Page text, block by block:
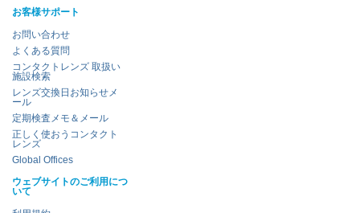
お客様サポート
お問い合わせ
よくある質問
コンタクトレンズ 取扱い
施設検索
レンズ交換日お知らせメ
ール
定期検査メモ＆メール
正しく使おうコンタクト
レンズ
Global Offices
ウェブサイトのご利用につ
いて